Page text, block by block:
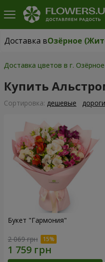
Доставка в
Доставка в
Доставка цветов в г.
Купить
Cортировка: дешевые
Букет "Гармония"
2 069 грн